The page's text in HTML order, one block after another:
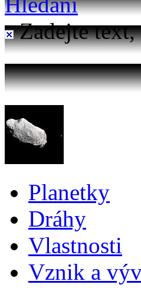
Zadejte text,
Planetky
Dráhy
Vlastnosti
Vznik a